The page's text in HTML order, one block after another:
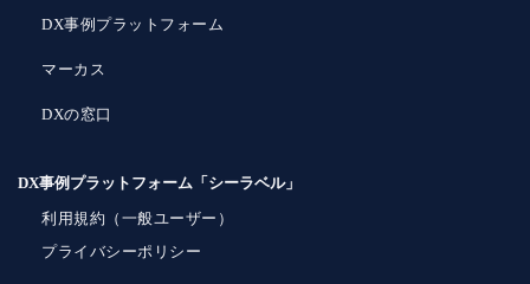
DX事例プラットフォーム
マーカス
DXの窓口
DX事例プラットフォーム「シーラベル」
利用規約（一般ユーザー）
プライバシーポリシー